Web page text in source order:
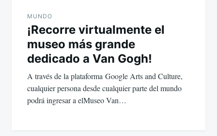
MUNDO
¡Recorre virtualmente el
museo más grande
dedicado a Van Gogh!
A través de la plataforma Google Arts and Culture,
cualquier persona desde cualquier parte del mundo
podrá ingresar a elMuseo Van…